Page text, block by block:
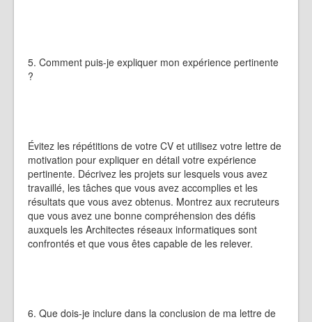
5. Comment puis-je expliquer mon expérience pertinente
?
Évitez les répétitions de votre CV et utilisez votre lettre de
motivation pour expliquer en détail votre expérience
pertinente. Décrivez les projets sur lesquels vous avez
travaillé, les tâches que vous avez accomplies et les
résultats que vous avez obtenus. Montrez aux recruteurs
que vous avez une bonne compréhension des défis
auxquels les Architectes réseaux informatiques sont
confrontés et que vous êtes capable de les relever.
6. Que dois-je inclure dans la conclusion de ma lettre de